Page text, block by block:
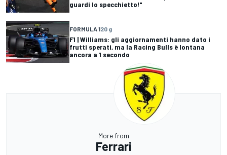
guardi lo specchietto!"
FORMULA 120 g
F1 | Williams: gli aggiornamenti hanno dato i
frutti sperati, ma la Racing Bulls è lontana
ancora a 1 secondo
More from
Ferrari